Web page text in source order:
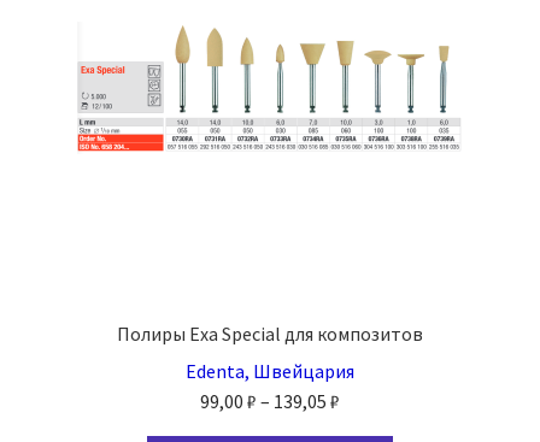
Полиры Exa Special для композитов
Edenta, Швейцария
99,00 ₽ – 139,05 ₽